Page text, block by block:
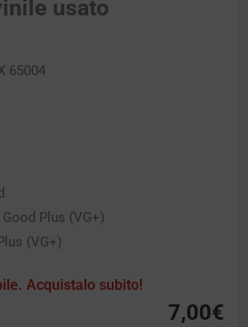
usato
65004
Good Plus (VG+)
(VG+)
Acquistalo subito!
7,00€